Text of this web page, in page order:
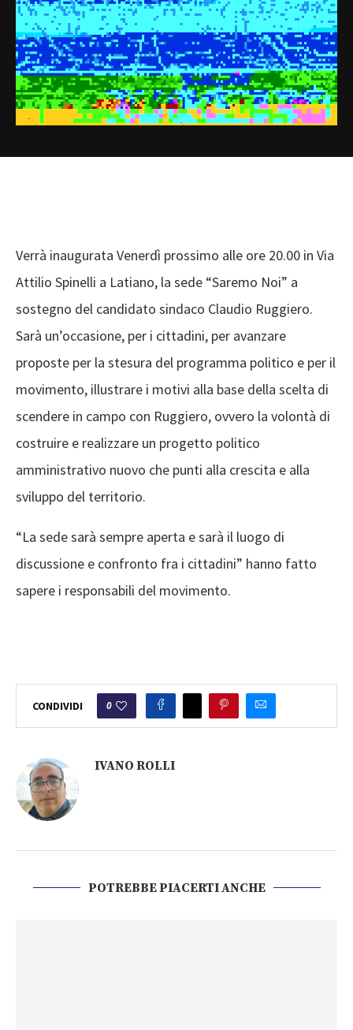
Verrà inaugurata Venerdì prossimo alle ore 20.00 in Via
Attilio Spinelli a Latiano, la sede “Saremo Noi” a
sostegno del candidato sindaco Claudio Ruggiero.
Sarà un’occasione, per i cittadini, per avanzare
proposte per la stesura del programma politico e per il
movimento, illustrare i motivi alla base della scelta di
scendere in campo con Ruggiero, ovvero la volontà di
costruire e realizzare un progetto politico
amministrativo nuovo che punti alla crescita e alla
sviluppo del territorio.
“La sede sarà sempre aperta e sarà il luogo di
discussione e confronto fra i cittadini” hanno fatto
sapere i responsabili del movimento.
CONDIVIDI 0
IVANO ROLLI
POTREBBE PIACERTI ANCHE